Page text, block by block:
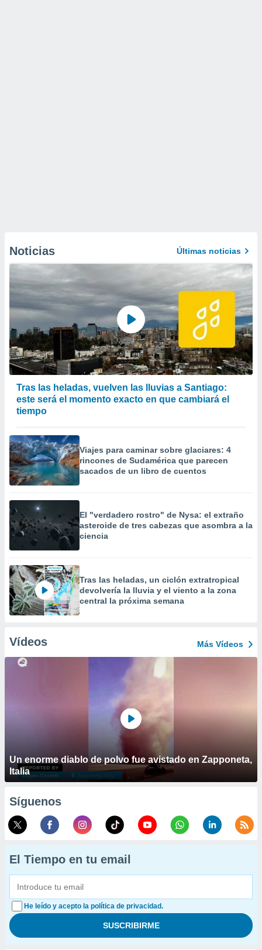
Noticias Últimas noticias
Tras las heladas, vuelven las lluvias a Santiago:
este será el momento exacto en que cambiará el
tiempo
Viajes para caminar sobre glaciares: 4
rincones de Sudamérica que parecen
sacados de un libro de cuentos
El "verdadero rostro" de Nysa: el extraño
asteroide de tres cabezas que asombra a la
ciencia
Tras las heladas, un ciclón extratropical
devolvería la lluvia y el viento a la zona
central la próxima semana
Vídeos Más Vídeos
Un enorme diablo de polvo fue avistado en Zapponeta,
Italia
Síguenos
El Tiempo en tu email
He leído y acepto la política de privacidad.